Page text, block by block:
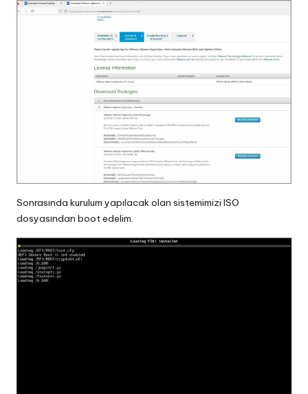
Sonrasında kurulum yapılacak olan sistemimizi ISO
dosyasından boot edelim.